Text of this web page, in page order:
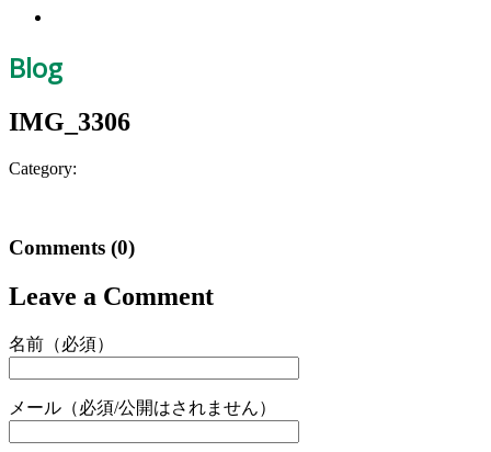
Blog
IMG_3306
Category:
Comments (0)
Leave a Comment
名前（必須）
メール（必須/公開はされません）